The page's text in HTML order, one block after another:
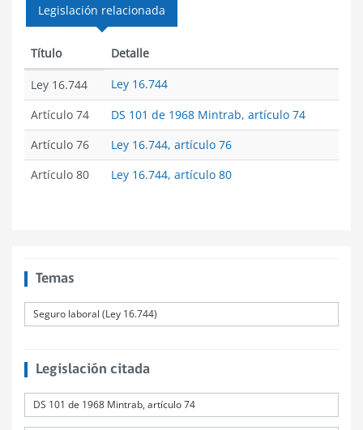
Legislación relacionada
Título Detalle
Ley 16.744
Ley 16.744
Artículo 74
DS 101 de 1968 Mintrab, artículo 74
Artículo 76
Ley 16.744, artículo 76
Artículo 80
Ley 16.744, artículo 80
Temas
Seguro laboral (Ley 16.744)
Legislación citada
DS 101 de 1968 Mintrab, artículo 74